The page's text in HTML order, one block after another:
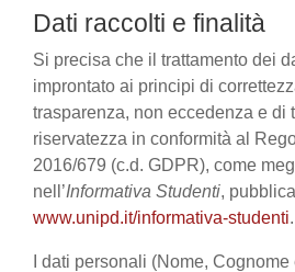
Dati raccolti e finalità
Si precisa che il trattamento dei
improntato ai principi di
trasparenza, non eccedenza e di
riservatezza in conformità al
2016/679 (c.d. GDPR), come
nell’Informativa Studenti,
www.unipd.it/informativa-studenti.
I dati personali (Nome,